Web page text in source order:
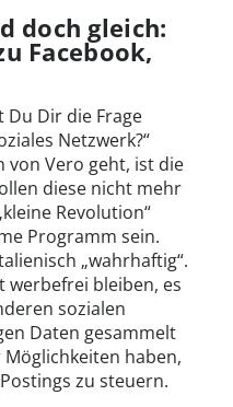
doch gleich:
Facebook,
Dir die Frage
Netzwerk?“
von Vero geht, ist die
diese nicht mehr
Revolution“
Programm sein.
„wahrhaftig“.
bleiben, es
sozialen
Daten gesammelt
haben,
zu steuern.